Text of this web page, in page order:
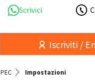
Scrivici
Iscriviti /
PEC Impostazioni